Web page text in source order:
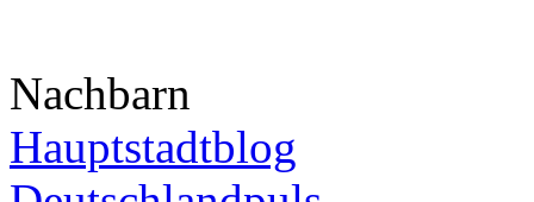
Nachbarn
Hauptstadtblog